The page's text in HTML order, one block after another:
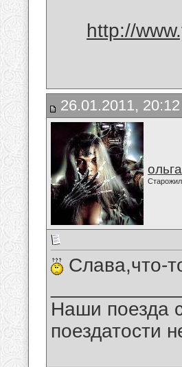
http://
26.01.2011, 20:12
Старожил
Слава,что-
Наши поезда
поездатости